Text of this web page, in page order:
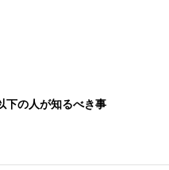
下の人が知るべき事